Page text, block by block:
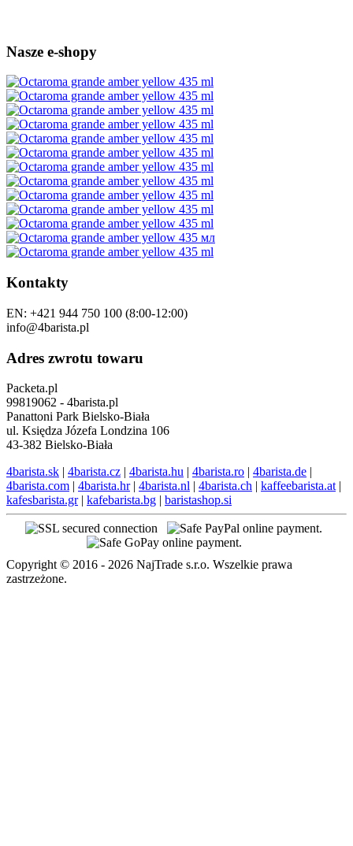
Nasze e-shopy
Kontakty
EN: +421 944 750 100 (8:00-12:00)
info@4barista.pl
Adres zwrotu towaru
Packeta.pl
99819062 - 4barista.pl
Panattoni Park Bielsko-Biała
ul. Księdza Józefa Londzina 106
43-382 Bielsko-Biała
4barista.sk | 4barista.cz | 4barista.hu | 4barista.ro | 4barista.de |
4barista.com | 4barista.hr| 4barista.nl | 4barista.ch | kaffeebarista.at |
kafesbarista.gr| kafebarista.bg | baristashop.si
Copyright © 2016 - 2026 NajTrade s.r.o. Wszelkie prawa
zastrzeżone.